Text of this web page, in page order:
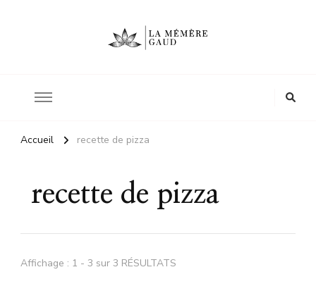
Accueil recette de pizza
recette de pizza
Affichage : 1 - 3 sur 3 RÉSULTATS